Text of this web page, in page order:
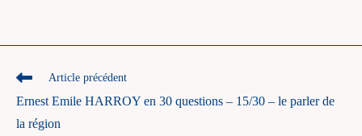
Read
articles
Article précédent
Ernest Emile HARROY en 30 questions – 15/30 – le parler de
la région